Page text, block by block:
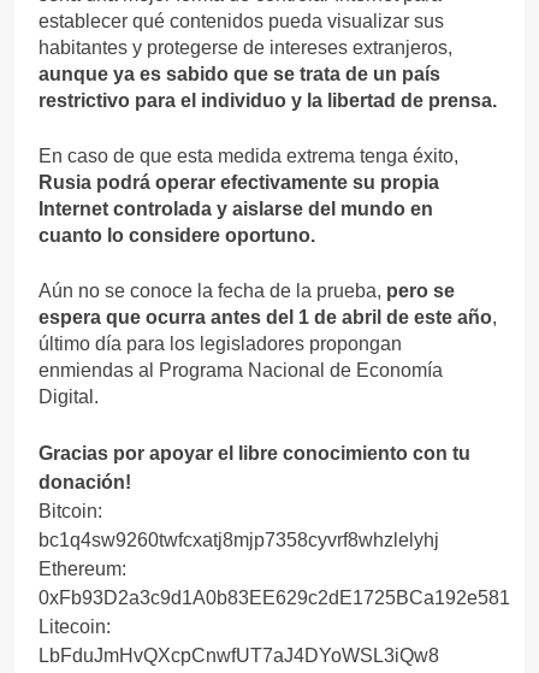
establecer qué contenidos pueda visualizar sus
habitantes y protegerse de intereses extranjeros,
aunque ya es sabido que se trata de un país
restrictivo para el individuo y la libertad de prensa.
En caso de que esta medida extrema tenga éxito,
Rusia podrá operar efectivamente su propia
Internet controlada y aislarse del mundo en
cuanto lo considere oportuno.
Aún no se conoce la fecha de la prueba, pero se
espera que ocurra antes del 1 de abril de este año,
último día para los legisladores propongan
enmiendas al Programa Nacional de Economía
Digital.
Gracias por apoyar el libre conocimiento con tu
donación!
Bitcoin:
bc1q4sw9260twfcxatj8mjp7358cyvrf8whzlelyhj
Ethereum:
0xFb93D2a3c9d1A0b83EE629c2dE1725BCa192e581
Litecoin:
LbFduJmHvQXcpCnwfUT7aJ4DYoWSL3iQw8